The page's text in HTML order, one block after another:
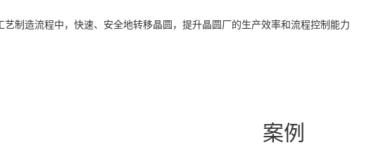
艺制造流程中，快速、安全地转移晶圆，提升晶圆厂的生产效率和流程控制能力
案例